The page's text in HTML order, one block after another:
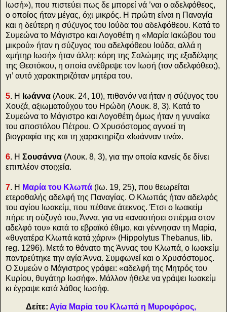
Ιωσή»), που πιστεύει πως δε μπορεί νά ’ναι ο αδελφόθεος,
ο οποίος ήταν μέγας, όχι μικρός. Η πρώτη είναι η Παναγία
και η δεύτερη η σύζυγος του Ιούδα του αδελφόθεου. Κατά το
Συμεώνα το Μάγιστρο και Λογοθέτη η «Μαρία Ιακώβου του
μικρού» ήταν η σύζυγος του αδελφόθεου Ιούδα, αλλά η
«μήτηρ Ιωσή» ήταν άλλη: κόρη της Σαλώμης της εξαδέλφης
της Θεοτόκου, η οποία ανέθρεψε τον Ιωσή (τον αδελφόθεο;),
γι’ αυτό χαρακτηριζόταν μητέρα του.
5. Η Ιωάννα (Λουκ. 24, 10), πιθανόν να ήταν η σύζυγος του
Χουζά, αξιωματούχου του Ηρώδη (Λουκ. 8, 3). Κατά το
Συμεώνα το Μάγιστρο και Λογοθέτη όμως ήταν η γυναίκα
του αποστόλου Πέτρου. Ο Χρυσόστομος αγνοεί τη
βιογραφία της και τη χαρακτηρίζει «Ιωάνναν τινά».
6. Η Σουσάννα (Λουκ. 8, 3), για την οποία κανείς δε δίνει
επιπλέον στοιχεία.
7. Η Μαρία του Κλωπά (Ιω. 19, 25), που θεωρείται
ετεροθαλής αδελφή της Παναγίας. Ο Κλωπάς ήταν αδελφός
του αγίου Ιωακείμ, που πέθανε άτεκνος. Έτσι ο Ιωακείμ
πήρε τη σύζυγό του, Άννα, για να «αναστήσει σπέρμα στον
αδελφό του» κατά το εβραϊκό έθιμο, και γέννησαν τη Μαρία,
«θυγατέρα Κλωπά κατά χάριν» (Hippolytus Thebanus, lib.
reg. 1296). Μετά το θάνατο της Άννας του Κλωπά, ο Ιωακείμ
παντρεύτηκε την αγία Άννα. Συμφωνεί και ο Χρυσόστομος.
Ο Συμεών ο Μάγιστρος γράφει: «αδελφή της Μητρός του
Κυρίου, θυγάτηρ Ιωσήφ». Μάλλον ήθελε να γράψει Ιωακείμ
κι έγραψε κατά λάθος Ιωσήφ.
Δείτε: Αγία Μαρία του Κλωπά η Μυροφόρος,